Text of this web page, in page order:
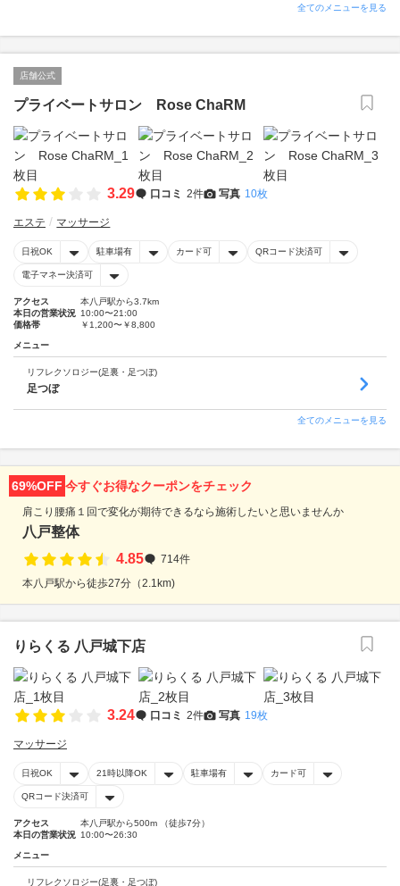
全てのメニューを見る
店舗公式
プライベートサロン Rose ChaRM
3.29 口コミ 2件 写真 10枚
エステ マッサージ
日祝OK 駐車場有 カード可 QRコード決済可
電子マネー決済可
アクセス
本八戸駅から3.7km
本日の営業状況 10:00〜21:00
価格帯
￥1,200〜￥8,800
メニュー
リフレクソロジー(足裏・足つぼ)
足つぼ
全てのメニューを見る
69%OFF 今すぐお得なクーポンをチェック
肩こり腰痛１回で変化が期待できるなら施術したいと思いませんか
八戸整体
4.85
714件
本八戸駅から徒歩27分（2.1km)
りらくる 八戸城下店
3.24 口コミ 2件 写真 19枚
マッサージ
日祝OK 21時以降OK 駐車場有 カード可
QRコード決済可
アクセス
本八戸駅から500m （徒歩7分）
本日の営業状況 10:00〜26:30
メニュー
リフレクソロジー(足裏・足つぼ)